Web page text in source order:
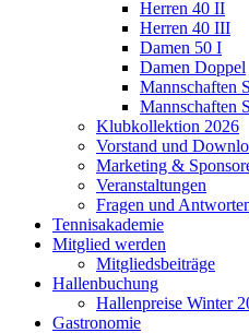
Herren 40 II
Herren 40 III
Damen 50 I
Damen Doppel
Mannschaften
Mannschaften
Klubkollektion 2026
Vorstand und
Marketing &
Veranstaltungen
Fragen und
Tennisakademie
Mitglied werden
Mitgliedsbeiträge
Hallenbuchung
Hallenpreise Winter
Gastronomie